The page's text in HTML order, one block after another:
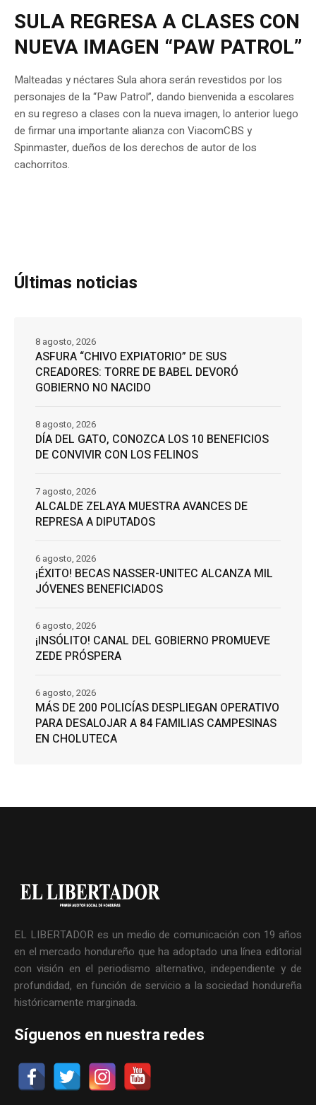
SULA REGRESA A CLASES CON
NUEVA IMAGEN “PAW PATROL”
Malteadas y néctares Sula ahora serán revestidos por los
personajes de la “Paw Patrol”, dando bienvenida a escolares
en su regreso a clases con la nueva imagen, lo anterior luego
de firmar una importante alianza con ViacomCBS y
Spinmaster, dueños de los derechos de autor de los
cachorritos.
Últimas noticias
ASFURA “CHIVO EXPIATORIO” DE SUS
CREADORES: TORRE DE BABEL DEVORÓ
GOBIERNO NO NACIDO
8 agosto, 2026
DÍA DEL GATO, CONOZCA LOS 10 BENEFICIOS
DE CONVIVIR CON LOS FELINOS
8 agosto, 2026
ALCALDE ZELAYA MUESTRA AVANCES DE
REPRESA A DIPUTADOS
7 agosto, 2026
¡ÉXITO! BECAS NASSER-UNITEC ALCANZA MIL
JÓVENES BENEFICIADOS
6 agosto, 2026
¡INSÓLITO! CANAL DEL GOBIERNO PROMUEVE
ZEDE PRÓSPERA
6 agosto, 2026
MÁS DE 200 POLICÍAS DESPLIEGAN OPERATIVO
PARA DESALOJAR A 84 FAMILIAS CAMPESINAS
EN CHOLUTECA
6 agosto, 2026
EL LIBERTADOR es un medio de comunicación con 19 años
en el mercado hondureño que ha adoptado una línea editorial
con visión en el periodismo alternativo, independiente y de
profundidad, en función de servicio a la sociedad hondureña
históricamente marginada.
Síguenos en nuestra redes